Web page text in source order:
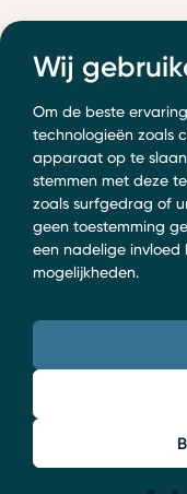
Wij
Om de beste
technologieën zoals
apparaat op te
stemmen met deze
zoals surfgedrag of
geen toestemming
een nadelige
mogelijkheden.